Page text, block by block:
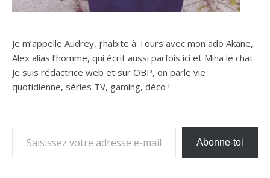
Je m’appelle Audrey, j’habite à Tours avec mon ado Akane,
Alex alias l’homme, qui écrit aussi parfois ici et Mina le chat.
Je suis rédactrice web et sur OBP, on parle vie
quotidienne, séries TV, gaming, déco !
Abonne-toi